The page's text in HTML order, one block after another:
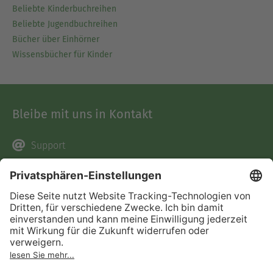
Beliebte Kinderbuchreihen
Beliebte Jugendbuchreihen
Bücher über Einhörner
Wissensbücher für Kinder
Bleibe mit uns in Kontakt
Support
Facebook
Instagram
Pinterest
TikTok